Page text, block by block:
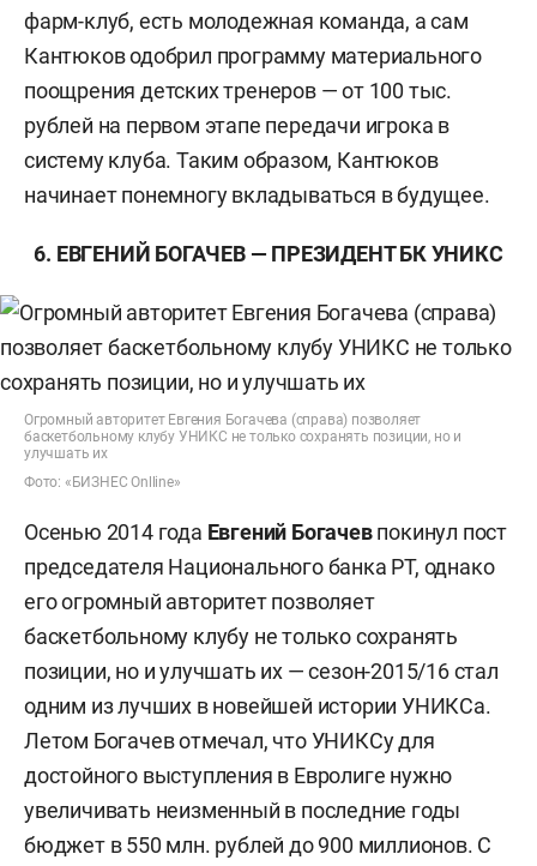
фарм-клуб, есть молодежная команда, а сам
Кантюков одобрил программу материального
поощрения детских тренеров — от 100 тыс.
рублей на первом этапе передачи игрока в
систему клуба. Таким образом, Кантюков
начинает понемногу вкладываться в будущее.
6. ЕВГЕНИЙ БОГАЧЕВ — ПРЕЗИДЕНТ БК УНИКС
Огромный авторитет Евгения Богачева (справа) позволяет
баскетбольному клубу УНИКС не только сохранять позиции, но и
улучшать их
Фото: «БИЗНЕС Onlline»
Осенью 2014 года Евгений Богачевпокинул пост
председателя Национального банка РТ, однако
его огромный авторитет позволяет
баскетбольному клубу не только сохранять
позиции, но и улучшать их — сезон-2015/16 стал
одним из лучших в новейшей истории УНИКСа.
Летом Богачев отмечал, что УНИКСу для
достойного выступления в Евролиге нужно
увеличивать неизменный в последние годы
бюджет в 550 млн. рублей до 900 миллионов. С